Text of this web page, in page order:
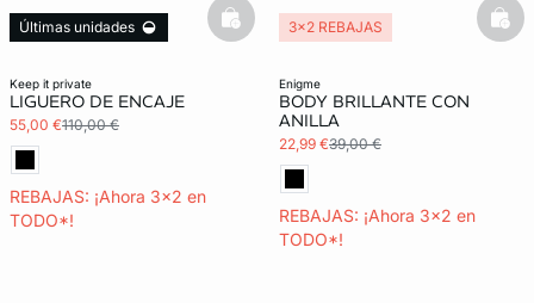
keep it private
LIGUERO DE ENCAJE
55,00 €110,00 €
REBAJAS: ¡Ahora 3x2 en
TODO*!
Últimas unidades
basketfull
enigme
BODY BRILLANTE CON
ANILLA
22,99 €39,00 €
REBAJAS: ¡Ahora 3x2 en
TODO*!
3x2 REBAJAS